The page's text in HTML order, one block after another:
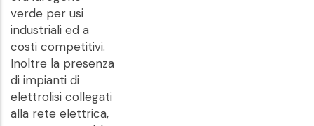
verde per usi
industriali ed a
costi competitivi.
Inoltre la presenza
di impianti di
elettrolisi collegati
alla rete elettrica,